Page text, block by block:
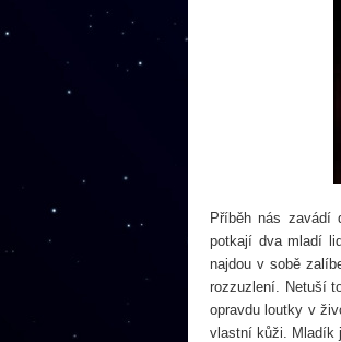
Příběh nás zavádí
potkají dva mladí
najdou v sobě
rozzuzlení. Netuší
opravdu loutky v
vlastní kůži. Mladík